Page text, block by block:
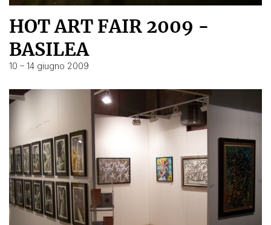
HOT ART FAIR 2009 -
BASILEA
10 – 14 giugno 2009